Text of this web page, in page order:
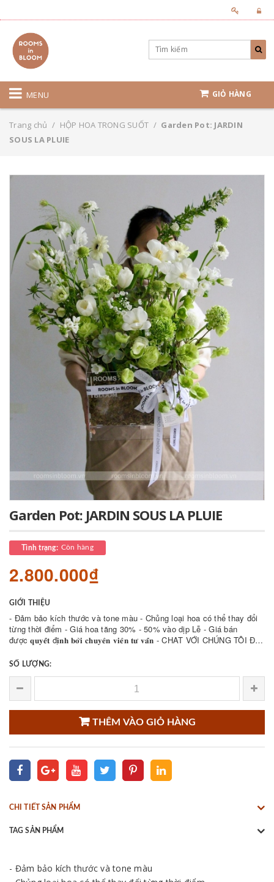
MENU GIỎ HÀNG
Trang chủ / HỘP HOA TRONG SUỐT / Garden Pot: JARDIN
SOUS LA PLUIE
Garden Pot: JARDIN SOUS LA PLUIE
Tình trạng: Còn hàng
2.800.000₫
GIỚI THIỆU
- Đảm bảo kích thước và tone màu - Chủng loại hoa có thể thay đổi
từng thời điểm - Giá hoa tăng 30% - 50% vào dịp Lễ - Giá bán
được 𝐪𝐮𝐲𝐞̂́𝐭 đ𝐢̣𝐧𝐡 𝐛𝐨̛̉𝐢 𝐜𝐡𝐮𝐲𝐞̂𝐧 𝐯𝐢𝐞̂𝐧 𝐭𝐮̛ 𝐯𝐚̂́𝐧 - CHAT VỚI CHÚNG TÔI ĐỂ
SỐ LƯỢNG:
THÊM VÀO GIỎ HÀNG
CHI TIẾT SẢN PHẨM
TAG SẢN PHẨM
- Đảm bảo kích thước và tone màu